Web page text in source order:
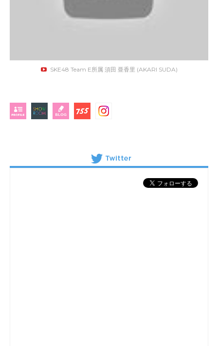
SKE48 Team E所属 須田 亜香里 (AKARI SUDA)